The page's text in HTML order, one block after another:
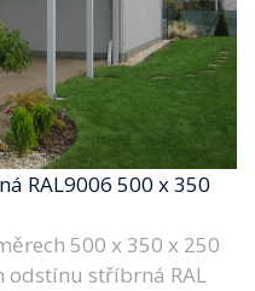
RAL9006 500 x 350
500 x 350 x 250
odstínu stříbrná RAL